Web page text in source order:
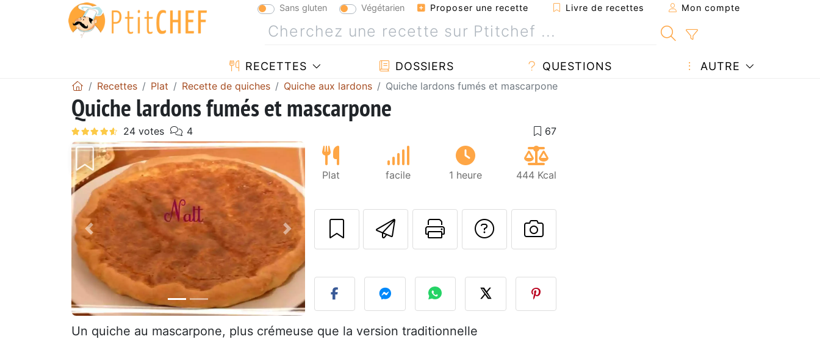
Sans gluten Végétarien Proposer une recette Livre de recettes Mon compte
RECETTES DOSSIERS QUESTIONS AUTRE
Recettes Plat Recette de quiches Quiche aux lardons Quiche lardons fumés et mascarpone
Quiche lardons fumés et mascarpone
Précédent Suivant
Plat facile 1 heure 444 Kcal
Envoyer cette recette à un ami
Imprimer cette page
Poser une question à l'auteur
Publier votre photo de cette
Un quiche au mascarpone, plus crémeuse que la version traditionnelle